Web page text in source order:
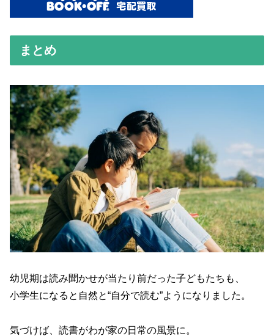
まとめ
幼児期は読み聞かせが当たり前だった子どもたちも、
小学生になると自然と“自分で読む”ようになりました。
気づけば、読書がわが家の日常の風景に。